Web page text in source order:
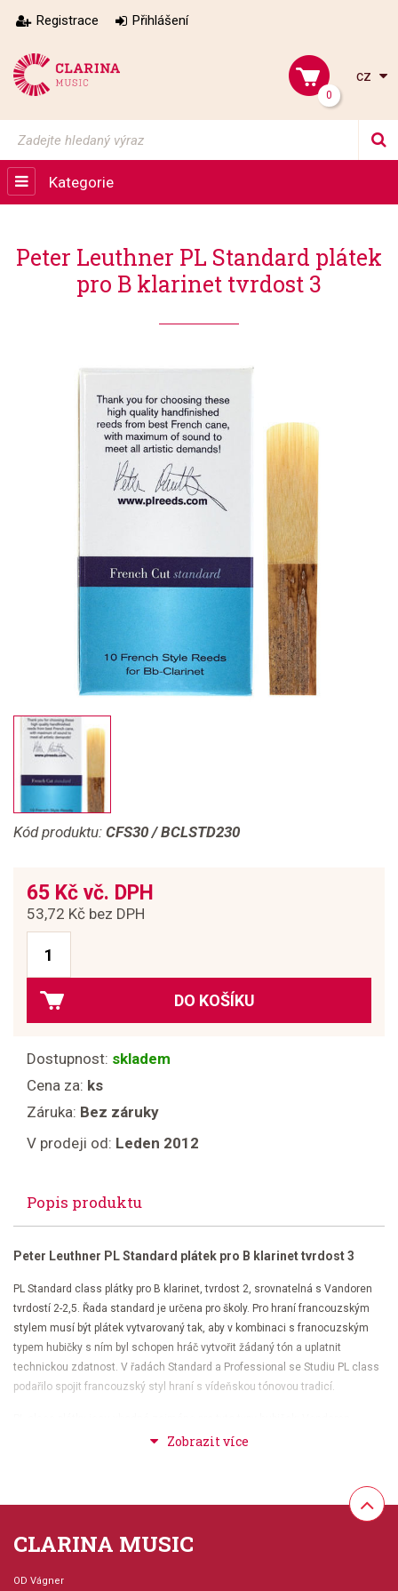
Registrace Přihlášení
0
cz
Kategorie
Peter Leuthner PL Standard plátek
pro B klarinet tvrdost 3
Kód produktu: CFS30 / BCLSTD230
65 Kč vč. DPH
53,72 Kč bez DPH
DO KOŠÍKU
Dostupnost: skladem
Cena za: ks
Záruka: Bez záruky
V prodeji od: Leden 2012
Popis produktu
Peter Leuthner PL Standard plátek pro B klarinet tvrdost 3
PL Standard class plátky pro B klarinet, tvrdost 2, srovnatelná s Vandoren
tvrdostí 2-2,5. Řada standard je určena pro školy. Pro hraní francouzským
stylem musí být plátek vytvarovaný tak, aby v kombinaci s franocuzským
typem hubičky s ním byl schopen hráč vytvořit žádaný tón a uplatnit
technickou zdatnost. V řadách Standard a Professional se Studiu PL class
podařilo spojit francouzský styl hraní s vídeňskou tónovou tradicí.
Selmer, Buffet-Crampon, Leblanc, Pomarico, ESM, Zinner, Viotto and
CLARINA MUSIC
OD Vágner